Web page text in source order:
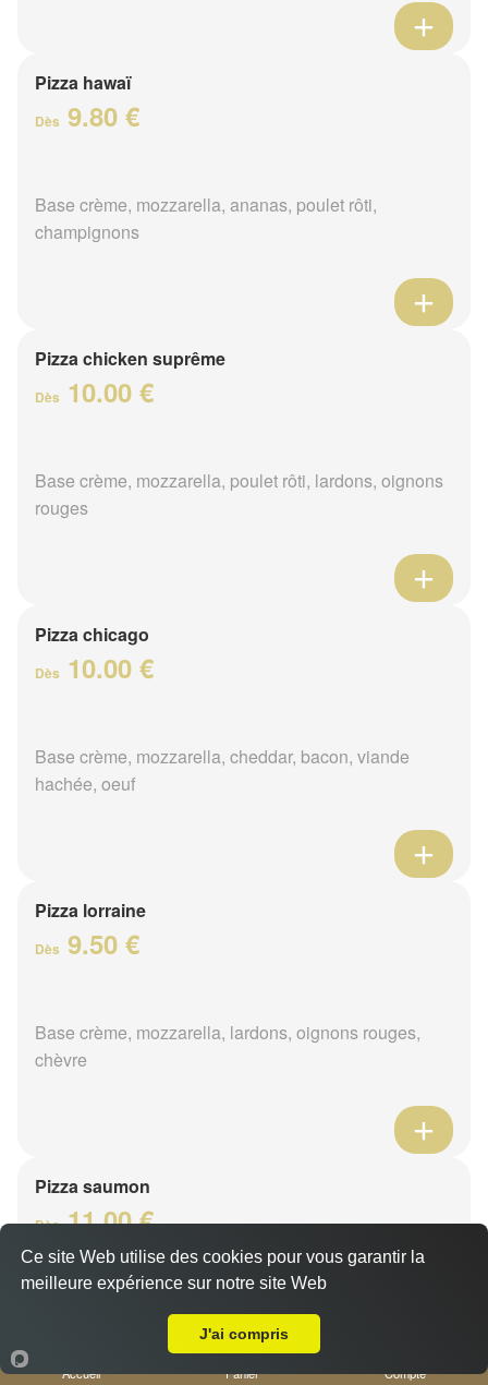
Pizza hawaï
Dès 9.80 €
Base crème, mozzarella, ananas, poulet rôti,
champignons
Pizza chicken suprême
Dès 10.00 €
Base crème, mozzarella, poulet rôti, lardons, oignons
rouges
Pizza chicago
Dès 10.00 €
Base crème, mozzarella, cheddar, bacon, viande
hachée, oeuf
Pizza lorraine
Dès 9.50 €
Base crème, mozzarella, lardons, oignons rouges,
chèvre
Pizza saumon
Dès11.00 €
Base crème, mozzarella, saumon, citron, persillade
Accueil Panier Compte
Ce site Web utilise des cookies pour vous garantir la
meilleure expérience sur notre site Web
J'ai compris